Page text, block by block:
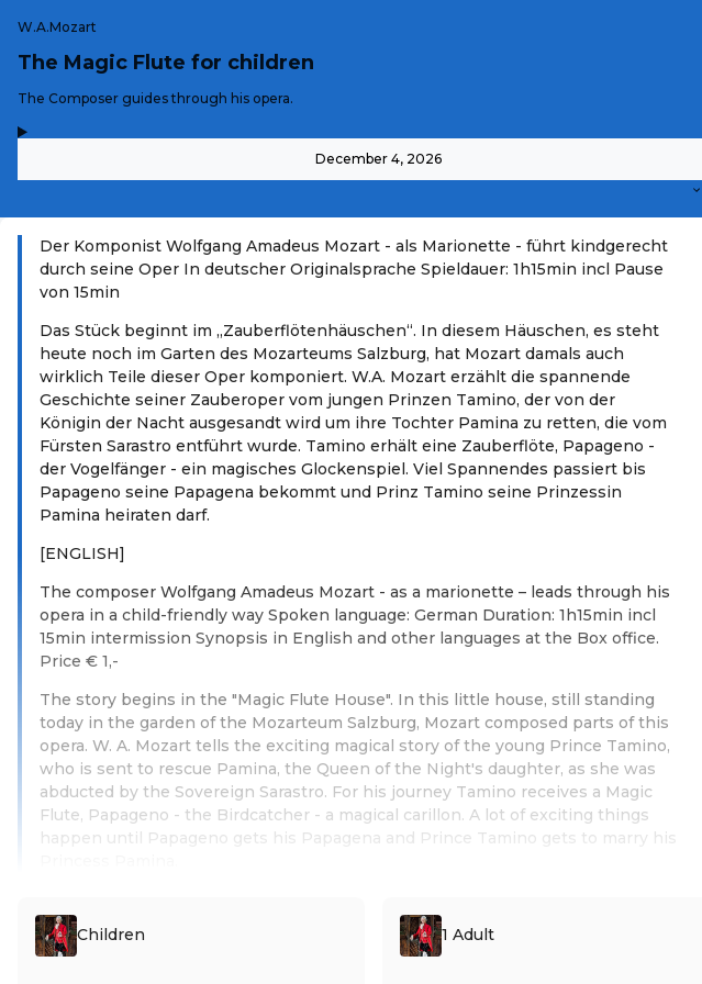
W.A.Mozart
The Magic Flute for children
-The Composer guides through his opera.
December 4, 2026
Der Komponist Wolfgang Amadeus Mozart - als Marionette - führt kindgerecht
durch seine Oper In deutscher Originalsprache Spieldauer: 1h15min incl Pause
von 15min
Das Stück beginnt im „Zauberflötenhäuschen“. In diesem Häuschen, es steht
heute noch im Garten des Mozarteums Salzburg, hat Mozart damals auch
wirklich Teile dieser Oper komponiert. W.A. Mozart erzählt die spannende
Geschichte seiner Zauberoper vom jungen Prinzen Tamino, der von der
Königin der Nacht ausgesandt wird um ihre Tochter Pamina zu retten, die vom
Fürsten Sarastro entführt wurde. Tamino erhält eine Zauberflöte, Papageno -
der Vogelfänger - ein magisches Glockenspiel. Viel Spannendes passiert bis
Papageno seine Papagena bekommt und Prinz Tamino seine Prinzessin
Pamina heiraten darf.
[ENGLISH]
The composer Wolfgang Amadeus Mozart - as a marionette – leads through his
opera in a child-friendly way Spoken language: German Duration: 1h15min incl
15min intermission Synopsis in English and other languages at the Box office.
Price € 1,-
The story begins in the "Magic Flute House". In this little house, still standing
today in the garden of the Mozarteum Salzburg, Mozart composed parts of this
opera. W. A. Mozart tells the exciting magical story of the young Prince Tamino,
who is sent to rescue Pamina, the Queen of the Night's daughter, as she was
abducted by the Sovereign Sarastro. For his journey Tamino receives a Magic
Flute, Papageno - the Birdcatcher - a magical carillon. A lot of exciting things
happen until Papageno gets his Papagena and Prince Tamino gets to marry his
Children 1 Adult